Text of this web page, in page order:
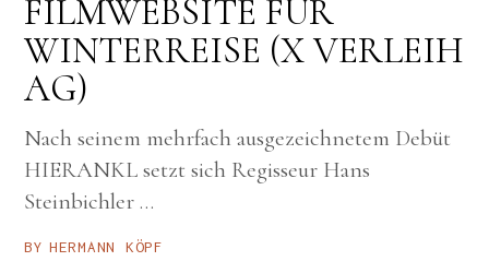
FILMWEBSITE FÜR
WINTERREISE (X VERLEIH
AG)
Nach seinem mehrfach ausgezeichnetem Debüt
HIERANKL setzt sich Regisseur Hans
Steinbichler …
BY HERMANN KÖPF